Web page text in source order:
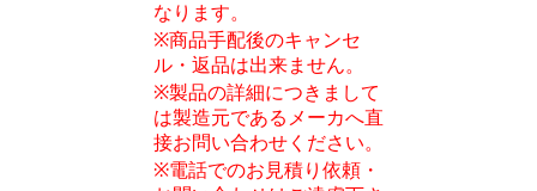
なります。
※商品手配後のキャンセ
ル・返品は出来ません。
※製品の詳細につきまして
は製造元であるメーカへ直
接お問い合わせください。
※電話でのお見積り依頼・